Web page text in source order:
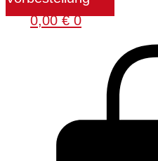
0,00€ 0